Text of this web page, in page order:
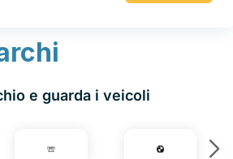
e guarda i veicoli